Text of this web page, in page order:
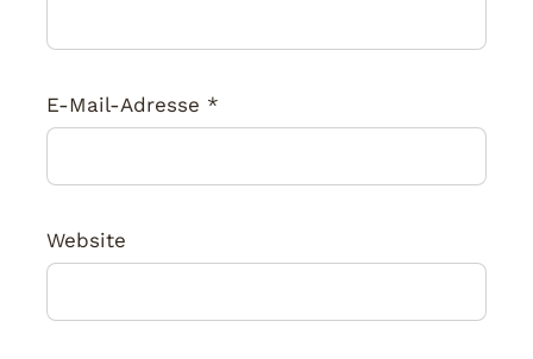
E-Mail-Adresse *
Website